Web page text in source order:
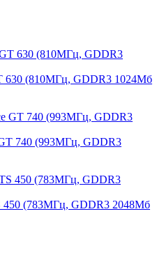
630 (810МГц, GDDR3 1024Мб
740 (993МГц, GDDR3
450 (783МГц, GDDR3 2048Мб